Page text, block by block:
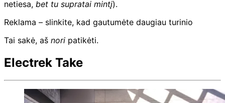
netiesa, bet tu supratai mintį).
Reklama – slinkite, kad gautumėte daugiau turinio
Tai sakė, aš nori patikėti.
Electrek Take